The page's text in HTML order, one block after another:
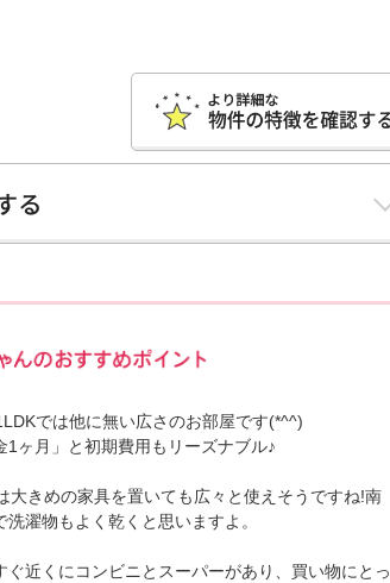
では他に無い広さのお部屋です(*^^)
1ヶ月」と初期費用もリーズナブル♪
大きめの家具を置いても広々と使えそうですね!南
濯物もよく乾くと思いますよ。
ぐ近くにコンビニとスーパーがあり、買い物にとっ